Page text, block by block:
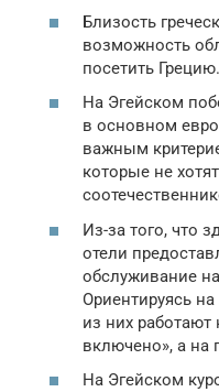
Близость
возможность
посетить Грецию.
На Эгейском
в основном
важным
которые не
Из-за того, что
отели
обслуживание
Ориентируясь
из них
включено», а на
На Эгейском